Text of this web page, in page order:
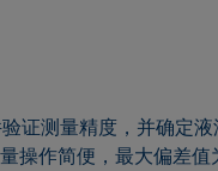
证测量精度，并确定
操作简便，最大偏差值